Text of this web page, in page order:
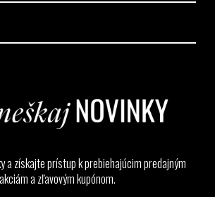
a získajte prístup k prebiehajúcim predajným
akciám a zľavovým kupónom.